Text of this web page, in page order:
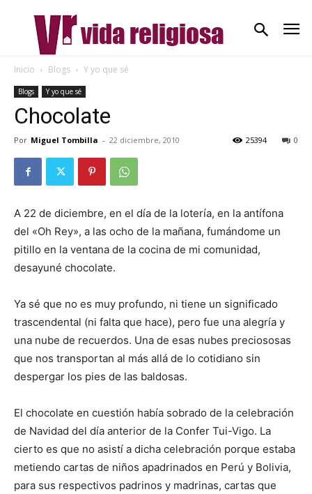
Inicio Blogs Y yo que sé
Blogs Y yo que sé
Chocolate
Por Miguel Tombilla - 22 diciembre, 2010 0
25394
A 22 de diciembre, en el día de la lotería, en la antífona
del «Oh Rey», a las ocho de la mañana, fumándome un
pitillo en la ventana de la cocina de mi comunidad,
desayuné chocolate.
Ya sé que no es muy profundo, ni tiene un significado
trascendental (ni falta que hace), pero fue una alegría y
una nube de recuerdos. Una de esas nubes preciososas
que nos transportan al más allá de lo cotidiano sin
despergar los pies de las baldosas.
El chocolate en cuestión había sobrado de la celebración
de Navidad del día anterior de la Confer Tui-Vigo. La
cierto es que no asistí a dicha celebración porque estaba
metiendo cartas de niños apadrinados en Perú y Bolivia,
para sus respectivos padrinos y madrinas, cartas que